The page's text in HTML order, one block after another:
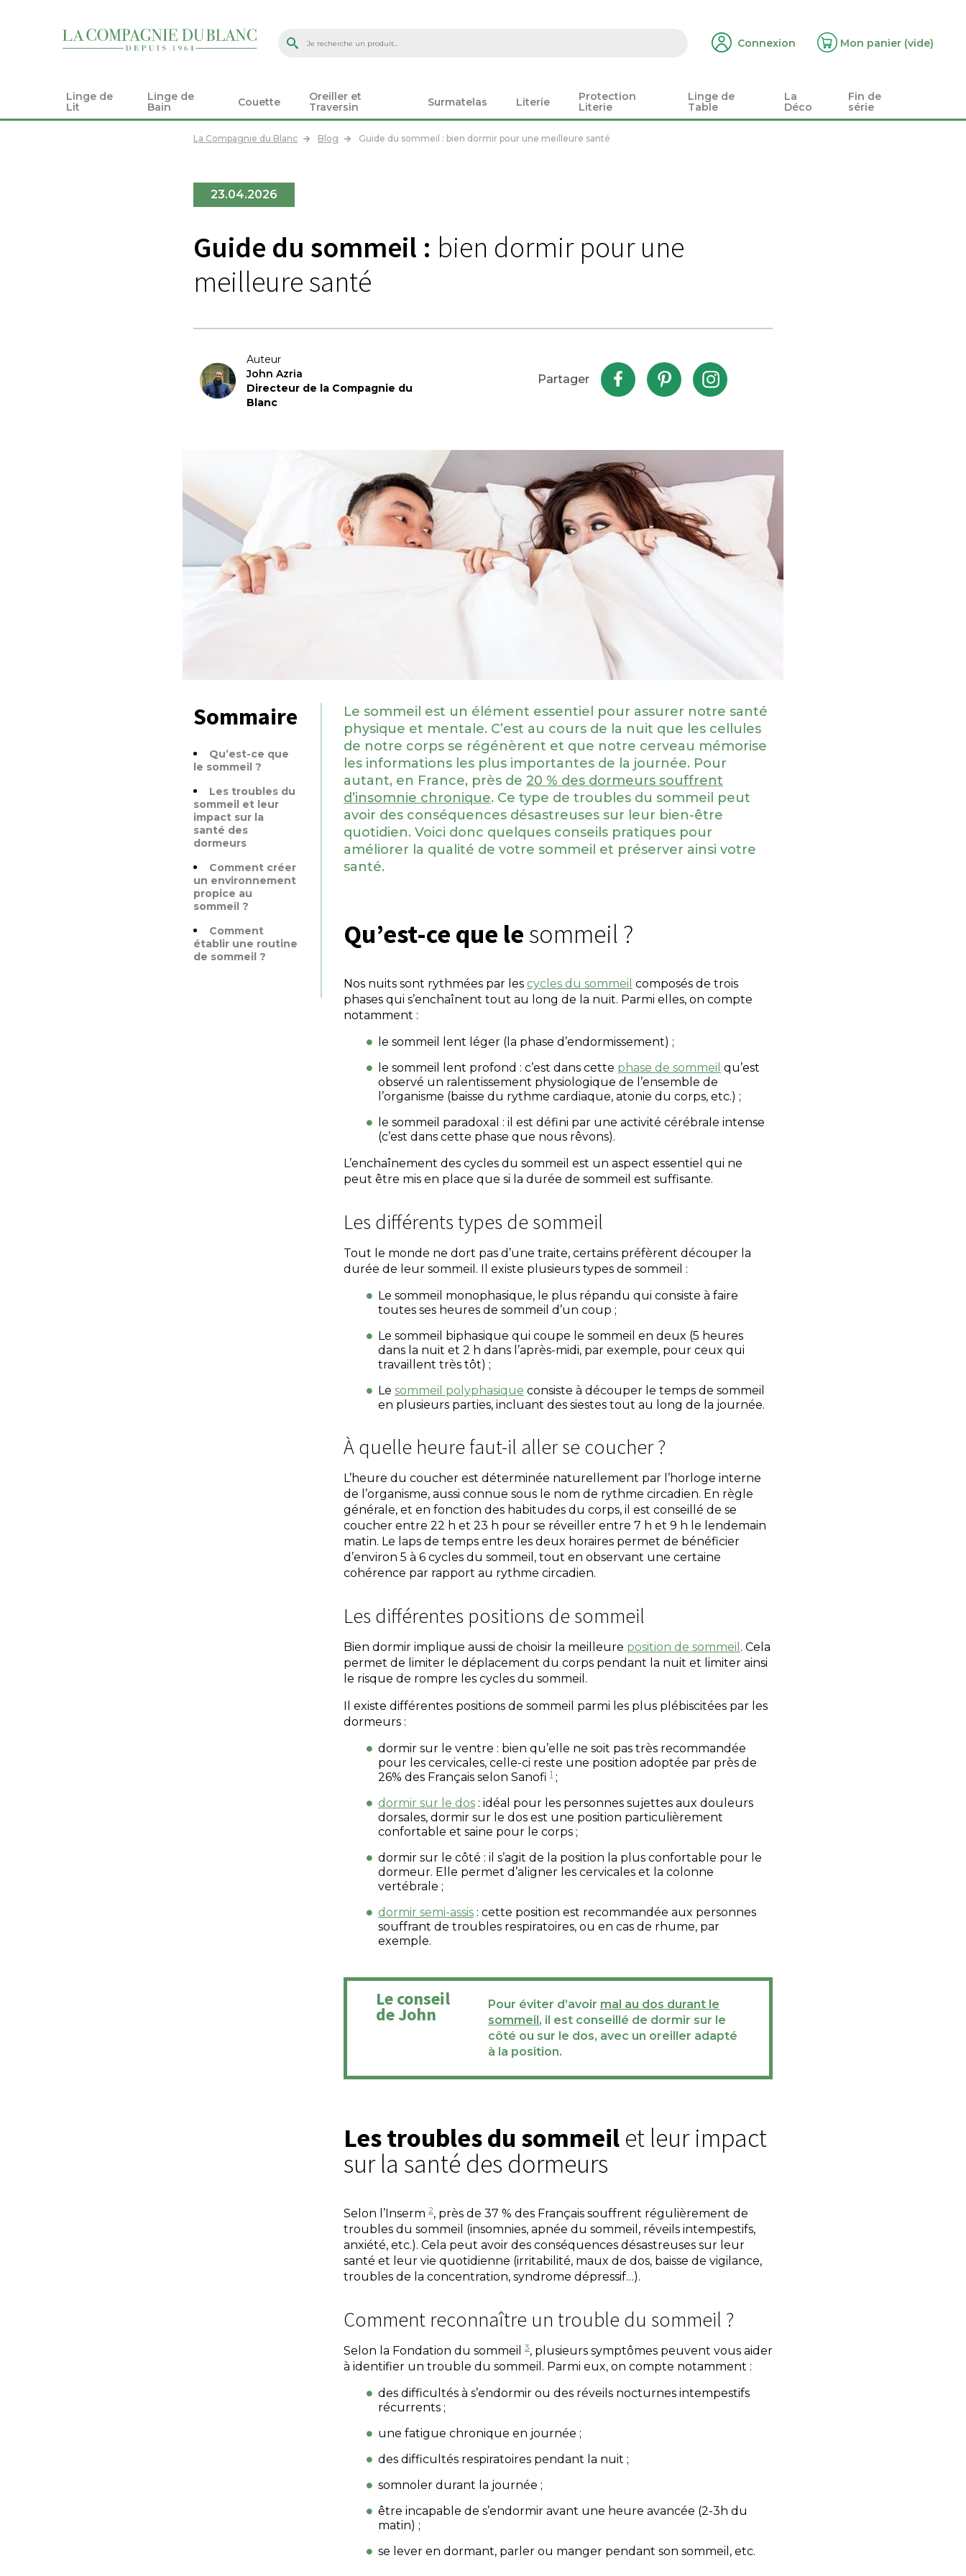
Connexion Mon panier (vide)
Linge de
Lit
Linge de
Bain
Couette
Oreiller et
Traversin
Surmatelas Literie
Protection
Literie
Linge de
Table
La
Déco
Fin de
série
La Compagnie du Blanc Blog Guide du sommeil : bien dormir pour une meilleure santé
23.04.2026
Guide du sommeil : bien dormir pour une
meilleure santé
Auteur
John Azria
Directeur de la Compagnie du
Blanc
Partager
Sommaire
Qu’est-ce que
le sommeil ?
Les troubles du
sommeil et leur
impact sur la
santé des
dormeurs
Comment créer
un environnement
propice au
sommeil ?
Comment
établir une routine
de sommeil ?
Le sommeil est un élément essentiel pour assurer notre santé
physique et mentale. C’est au cours de la nuit que les cellules
de notre corps se régénèrent et que notre cerveau mémorise
les informations les plus importantes de la journée. Pour
autant, en France, près de 20 % des dormeurs souffrent
d’insomnie chronique. Ce type de troubles du sommeil peut
avoir des conséquences désastreuses sur leur bien-être
quotidien. Voici donc quelques conseils pratiques pour
améliorer la qualité de votre sommeil et préserver ainsi votre
santé.
Qu’est-ce que le sommeil ?
Nos nuits sont rythmées par les cycles du sommeil composés de trois
phases qui s’enchaînent tout au long de la nuit. Parmi elles, on compte
notamment :
le sommeil lent léger (la phase d’endormissement) ;
le sommeil lent profond : c’est dans cette phase de sommeil qu’est
observé un ralentissement physiologique de l’ensemble de
l’organisme (baisse du rythme cardiaque, atonie du corps, etc.) ;
le sommeil paradoxal : il est défini par une activité cérébrale intense
(c’est dans cette phase que nous rêvons).
L’enchaînement des cycles du sommeil est un aspect essentiel qui ne
peut être mis en place que si la durée de sommeil est suffisante.
Les différents types de sommeil
Tout le monde ne dort pas d’une traite, certains préfèrent découper la
durée de leur sommeil. Il existe plusieurs types de sommeil :
Le sommeil monophasique, le plus répandu qui consiste à faire
toutes ses heures de sommeil d’un coup ;
Le sommeil biphasique qui coupe le sommeil en deux (5 heures
dans la nuit et 2 h dans l’après-midi, par exemple, pour ceux qui
travaillent très tôt) ;
Le sommeil polyphasique consiste à découper le temps de sommeil
en plusieurs parties, incluant des siestes tout au long de la journée.
À quelle heure faut-il aller se coucher ?
L’heure du coucher est déterminée naturellement par l’horloge interne
de l’organisme, aussi connue sous le nom de rythme circadien. En règle
générale, et en fonction des habitudes du corps, il est conseillé de se
coucher entre 22 h et 23 h pour se réveiller entre 7 h et 9 h le lendemain
matin. Le laps de temps entre les deux horaires permet de bénéficier
d’environ 5 à 6 cycles du sommeil, tout en observant une certaine
cohérence par rapport au rythme circadien.
Les différentes positions de sommeil
Bien dormir implique aussi de choisir la meilleure position de sommeil . Cela
permet de limiter le déplacement du corps pendant la nuit et limiter ainsi
le risque de rompre les cycles du sommeil.
Il existe différentes positions de sommeil parmi les plus plébiscitées par les
dormeurs :
dormir sur le ventre : bien qu’elle ne soit pas très recommandée
pour les cervicales, celle-ci reste une position adoptée par près de
26% des Français selon Sanofi 1 ;
dormir sur le dos : idéal pour les personnes sujettes aux douleurs
dorsales, dormir sur le dos est une position particulièrement
confortable et saine pour le corps ;
dormir sur le côté : il s’agit de la position la plus confortable pour le
dormeur. Elle permet d’aligner les cervicales et la colonne
vertébrale ;
dormir semi-assis : cette position est recommandée aux personnes
souffrant de troubles respiratoires, ou en cas de rhume, par
exemple.
Le conseil
de John Pour éviter d’avoir mal au dos durant le
sommeil, il est conseillé de dormir sur le
côté ou sur le dos, avec un oreiller adapté
à la position.
Les troubles du sommeil et leur impact
sur la santé des dormeurs
Selon l’Inserm 2, près de 37 % des Français souffrent régulièrement de
troubles du sommeil (insomnies, apnée du sommeil, réveils intempestifs,
anxiété, etc.). Cela peut avoir des conséquences désastreuses sur leur
santé et leur vie quotidienne (irritabilité, maux de dos, baisse de vigilance,
troubles de la concentration, syndrome dépressif…).
Comment reconnaître un trouble du sommeil ?
Selon la Fondation du sommeil 3, plusieurs symptômes peuvent vous aider
à identifier un trouble du sommeil. Parmi eux, on compte notamment :
des difficultés à s’endormir ou des réveils nocturnes intempestifs
récurrents ;
une fatigue chronique en journée ;
des difficultés respiratoires pendant la nuit ;
somnoler durant la journée ;
être incapable de s’endormir avant une heure avancée (2-3h du
matin) ;
se lever en dormant, parler ou manger pendant son sommeil, etc.